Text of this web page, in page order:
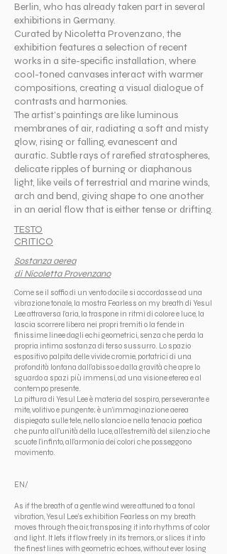
Berlin, who has already taken part in several
exhibitions in Germany.
Curated by Nicoletta Provenzano, the
exhibition features a selection of recent
works in a site-specific installation, where
cool-toned canvases interact with warmer
compositions, creating a visual dialogue of
contrasts and harmonies.
The artist’s paintings are like luminous
membranes of air, radiating a soft and misty
glow, rising or falling, evanescent and
auratic. Subtle rays of rarefied stratospheres,
delicate ripples of burning or diaphanous
light, like veils of terrestrial and marine winds,
arch and bend, giving shape to one another
in an aerial flow that is either tense or drifting.
TESTO
CRITICO
Sostanza aerea
di Nicoletta Provenzano
Come se il soffio di un vento docile si accordasse ad una
vibrazione tonale, la mostra Fearless on my breath di Yesul
Lee attraversa l’aria, la traspone in ritmi di colore e luce, la
lascia scorrere libera nei propri tremiti o la fende in
finissime linee dagli echi geometrici, senza che perda la
propria intima sostanza di terso sussurro. Lo spazio
espositivo palpita delle vivide cromie, portatrici di una
profondità lontana dall’abisso e dalla gravità che apre lo
sguardo a spazi più immensi, ad una visione eterea e al
contempo presente.
La pittura di Yesul Lee è materia del sospiro, perseverante e
mite, volitivo e pungente; è un’immaginazione aerea
dispiegata sulle tele, nello slancio e nella tenacia poetica
che punta all’unità della luce, all’estremità del silenzio che
scuote l’infinto, all’armonia dei colori che posseggono
movimento.
EN/
As if the breath of a gentle wind were attuned to a tonal
vibration, Yesul Lee’s exhibition Fearless on my breath
moves through the air, transposing it into rhythms of color
and light. It lets it flow freely in its tremors, or slices it into
the finest lines with geometric echoes, without ever losing